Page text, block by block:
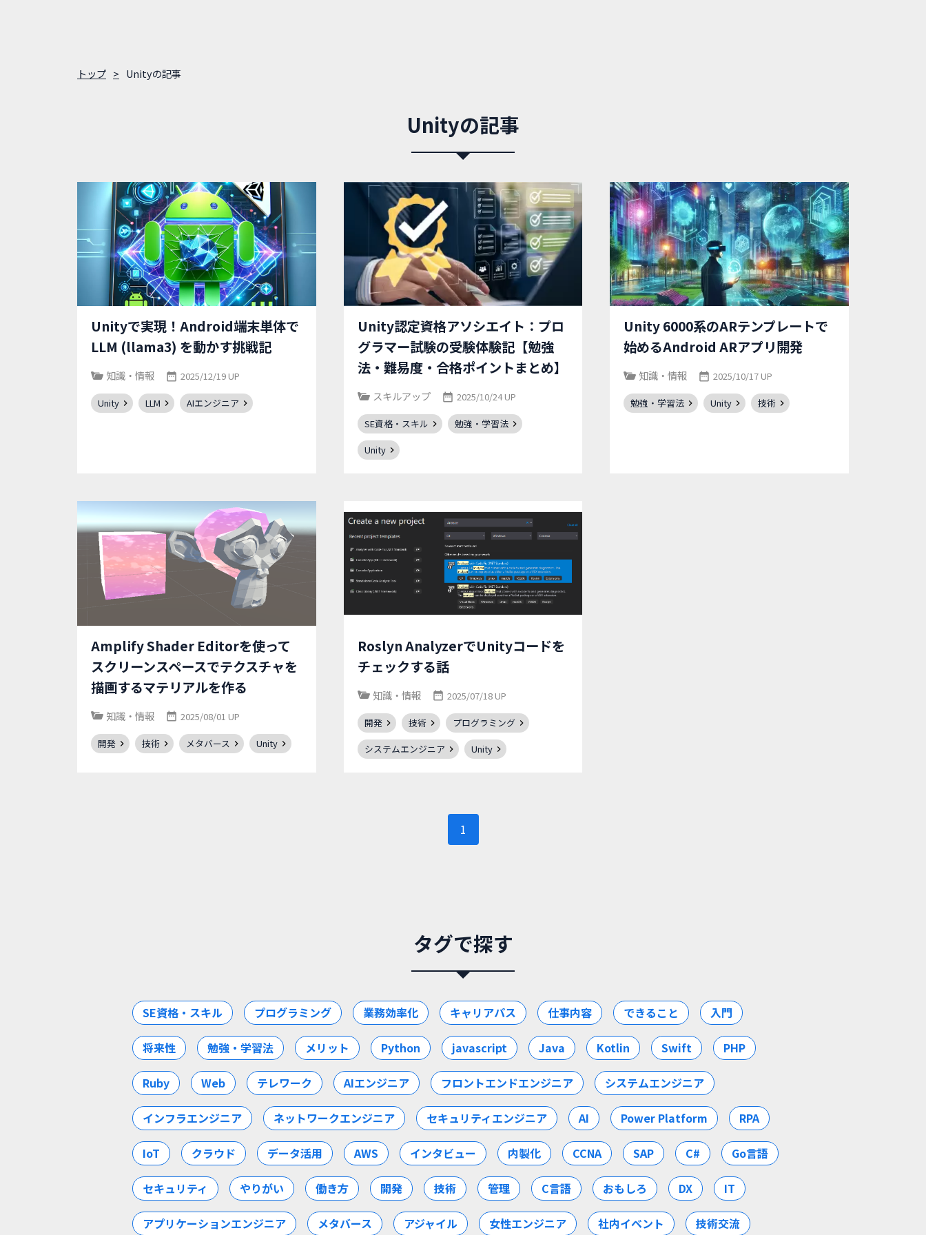
トップ Unityの記事
Unityの記事
Unityで実現！Android端末単体で
LLM (llama3) を動かす挑戦記
知識・情報 2025/12/19 UP
Unity LLM AIエンジニア
Unity認定資格アソシエイト：プロ
グラマー試験の受験体験記【勉強
法・難易度・合格ポイントまとめ】
スキルアップ 2025/10/24 UP
SE資格・スキル
勉強・学習法
Unity
Unity 6000系のARテンプレートで
始めるAndroid ARアプリ開発
知識・情報 2025/10/17 UP
勉強・学習法 Unity 技術
Amplify Shader Editorを使って
スクリーンスペースでテクスチャを
描画するマテリアルを作る
知識・情報 2025/08/01 UP
開発 技術 メタバース Unity
Roslyn AnalyzerでUnityコードを
チェックする話
知識・情報 2025/07/18 UP
開発 技術
プログラミング
システムエンジニア
Unity
1
タグで探す
SE資格・スキル プログラミング 業務効率化 キャリアパス 仕事内容 できること 入門
将来性 勉強・学習法 メリット Python javascript Java Kotlin Swift PHP
Ruby Web テレワーク AIエンジニア フロントエンドエンジニア システムエンジニア
インフラエンジニア ネットワークエンジニア セキュリティエンジニア AI Power Platform RPA
IoT クラウド データ活用 AWS インタビュー 内製化 CCNA SAP C# Go言語
セキュリティ やりがい 働き方 開発 技術 管理 C言語 おもしろ DX IT
アプリケーションエンジニア メタバース アジャイル 女性エンジニア 社内イベント 技術交流